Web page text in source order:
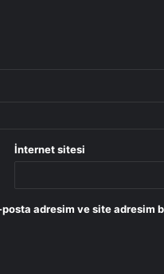
İnternet sitesi
adresim ve site adresim